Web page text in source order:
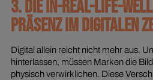
3. DIE IN-REAL-LIFE-
PRÄSENZ IM DIGITALEN
Digital allein reicht nicht mehr aus.
hinterlassen, müssen Marken die
physisch verwirklichen. Diese